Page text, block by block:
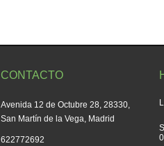
CONTACTO
Avenida 12 de Octubre 28, 28330,
San Martín de la Vega, Madrid
622772692